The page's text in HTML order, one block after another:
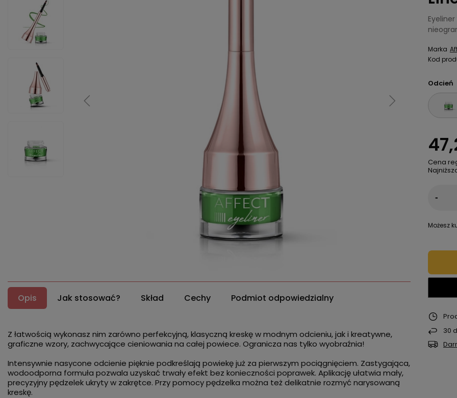
Opis Jak stosować? Skład Cechy Podmiot odpowiedzialny
Z łatwością wykonasz nim zarówno perfekcyjną, klasyczną kreskę w modnym odcieniu, jak i kreatywne,
graficzne wzory, zachwycające cieniowania na całej powiece. Ogranicza nas tylko wyobraźnia!
Intensywnie nasycone odcienie pięknie podkreślają powiekę już za pierwszym pociągnięciem. Zastygająca,
wodoodporna formuła pozwala uzyskać trwały efekt bez konieczności poprawek. Aplikację ułatwia mały,
precyzyjny pędzelek ukryty w zakrętce. Przy pomocy pędzelka można też delikatnie rozmyć narysowaną
kreskę.
Marka
Kod
Odcień
Cena
-
Możesz
30